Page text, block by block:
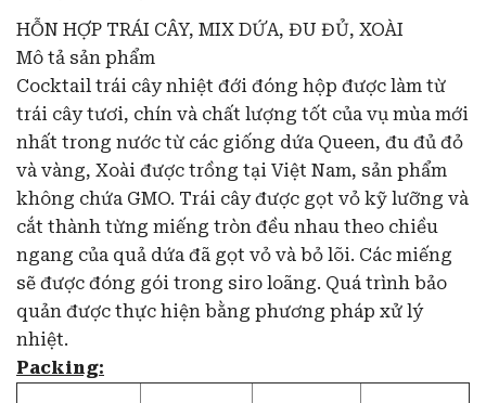
HỖN HỢP TRÁI CÂY, MIX DỨA, ĐU ĐỦ, XOÀI
Mô tả sản phẩm
Cocktail trái cây nhiệt đới đóng hộp được làm từ
trái cây tươi, chín và chất lượng tốt của vụ mùa mới
nhất trong nước từ các giống dứa Queen, đu đủ đỏ
và vàng, Xoài được trồng tại Việt Nam, sản phẩm
không chứa GMO. Trái cây được gọt vỏ kỹ lưỡng và
cắt thành từng miếng tròn đều nhau theo chiều
ngang của quả dứa đã gọt vỏ và bỏ lõi. Các miếng
sẽ được đóng gói trong siro loãng. Quá trình bảo
quản được thực hiện bằng phương pháp xử lý
nhiệt.
Packing: